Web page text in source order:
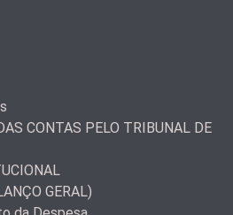
CONTAS PELO TRIBUNAL DE
GERAL)